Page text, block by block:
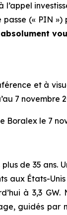
(« PIN »)
et à
7 novembre
le 7
de 35 ans.
États-
à 3,3
guidés